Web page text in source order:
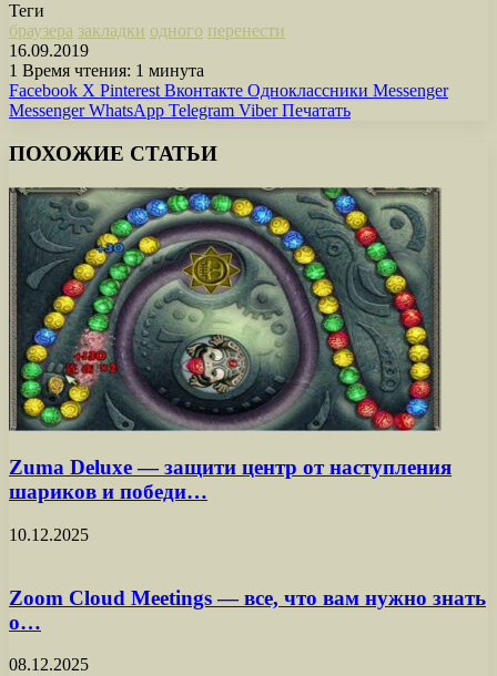
Теги
браузера закладки одного перенести
16.09.2019
1 Время чтения: 1 минута
Facebook X Pinterest Вконтакте Одноклассники Messenger
Messenger WhatsApp Telegram Viber Печатать
ПОХОЖИЕ СТАТЬИ
Zuma Deluxe — защити центр от наступления
шариков и победи…
10.12.2025
Zoom Cloud Meetings — все, что вам нужно знать
о…
08.12.2025